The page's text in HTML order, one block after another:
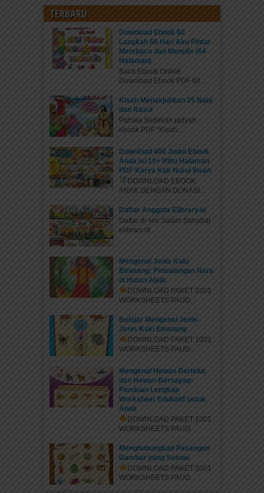
TERBARU
Download Ebook 60
Langkah 60 Hari Aku Pintar
Membaca dan Menulis (64
Halaman)
Baca Ebook Online
Download Ebook PDF 60...
Kisah Menakjubkan 25 Nabi
dan Rasul
Pahala Sedekah jariyah
ebook PDF “Kisah...
Download 400 Judul Ebook
Anak Isi 10+ Ribu Halaman
PDF Karya Kak Nurul Ihsan
DOWNLOAD EBOOK
ANAK DENGAN DONASI...
Daftar Anggota Elibrary.id
Daftar di sini Salam Sahabat
elibrary.id...
Mengenal Jenis Kaki
Binatang: Petualangan Rara
di Hutan Ajaib
DOWNLOAD PAKET 1001
WORKSHEETS PAUD...
Belajar Mengenal Jenis-
Jenis Kaki Binatang
DOWNLOAD PAKET 1001
WORKSHEETS PAUD...
Mengenal Hewan Bertelur
dan Hewan Bersayap:
Panduan Lengkap
Worksheet Edukatif untuk
Anak
DOWNLOAD PAKET 1001
WORKSHEETS PAUD...
Menghubungkan Pasangan
Gambar yang Sesuai
DOWNLOAD PAKET 1001
WORKSHEETS PAUD...